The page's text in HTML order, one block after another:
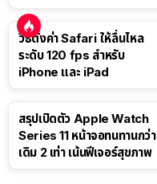
วิธีตั้งค่า Safari ให้ลื่นไหล
ระดับ 120 fps สำหรับ
iPhone และ iPad
สรุปเปิดตัว Apple Watch
Series 11 หน้าจอทนทานกว่า
เดิม 2 เท่า เน้นฟีเจอร์สุขภาพ